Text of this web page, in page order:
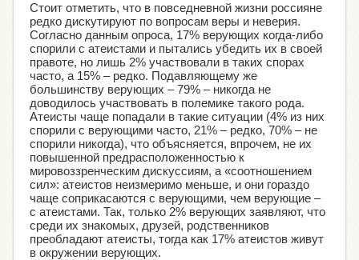
Стоит отметить, что в повседневной жизни россияне
редко дискутируют по вопросам веры и неверия.
Согласно данным опроса, 17% верующих когда-либо
спорили с атеистами и пытались убедить их в своей
правоте, но лишь 2% участвовали в таких спорах
часто, а 15% – редко. Подавляющему же
большинству верующих – 79% – никогда не
доводилось участвовать в полемике такого рода.
Атеисты чаще попадали в такие ситуации (4% из них
спорили с верующими часто, 21% – редко, 70% – не
спорили никогда), что объясняется, впрочем, не их
повышенной предрасположенностью к
мировоззренческим дискуссиям, а «соотношением
сил»: атеистов неизмеримо меньше, и они гораздо
чаще соприкасаются с верующими, чем верующие –
с атеистами. Так, только 2% верующих заявляют, что
среди их знакомых, друзей, родственников
преобладают атеисты, тогда как 17% атеистов живут
в окружении верующих.